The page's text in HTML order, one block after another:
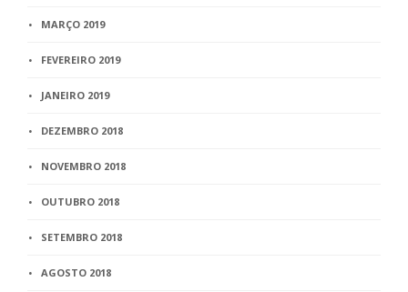
MARÇO 2019
FEVEREIRO 2019
JANEIRO 2019
DEZEMBRO 2018
NOVEMBRO 2018
OUTUBRO 2018
SETEMBRO 2018
AGOSTO 2018